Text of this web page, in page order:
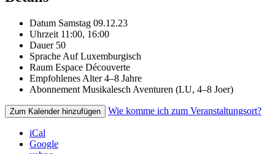
Datum Samstag 09.12.23
Uhrzeit 11:00, 16:00
Dauer 50
Sprache Auf Luxemburgisch
Raum Espace Découverte
Empfohlenes Alter 4–8 Jahre
Abonnement Musikalesch Aventuren (LU, 4–8 Joer)
Zum Kalender hinzufügen Wie komme ich zum Veranstaltungsort?
iCal
Google